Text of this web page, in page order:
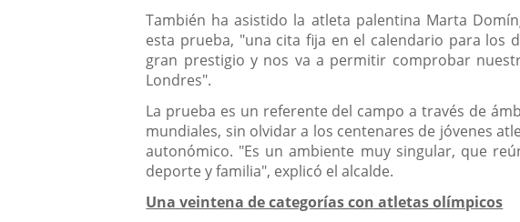
También ha asistido la atleta palentina Marta
esta prueba, "una cita fija en el calendario para los
gran prestigio y nos va a permitir comprobar
Londres".
La prueba es un referente del campo a través de
mundiales, sin olvidar a los centenares de jóvenes
autonómico. "Es un ambiente muy singular, que
deporte y familia", explicó el alcalde.
Una veintena de categorías con atletas olímpicos